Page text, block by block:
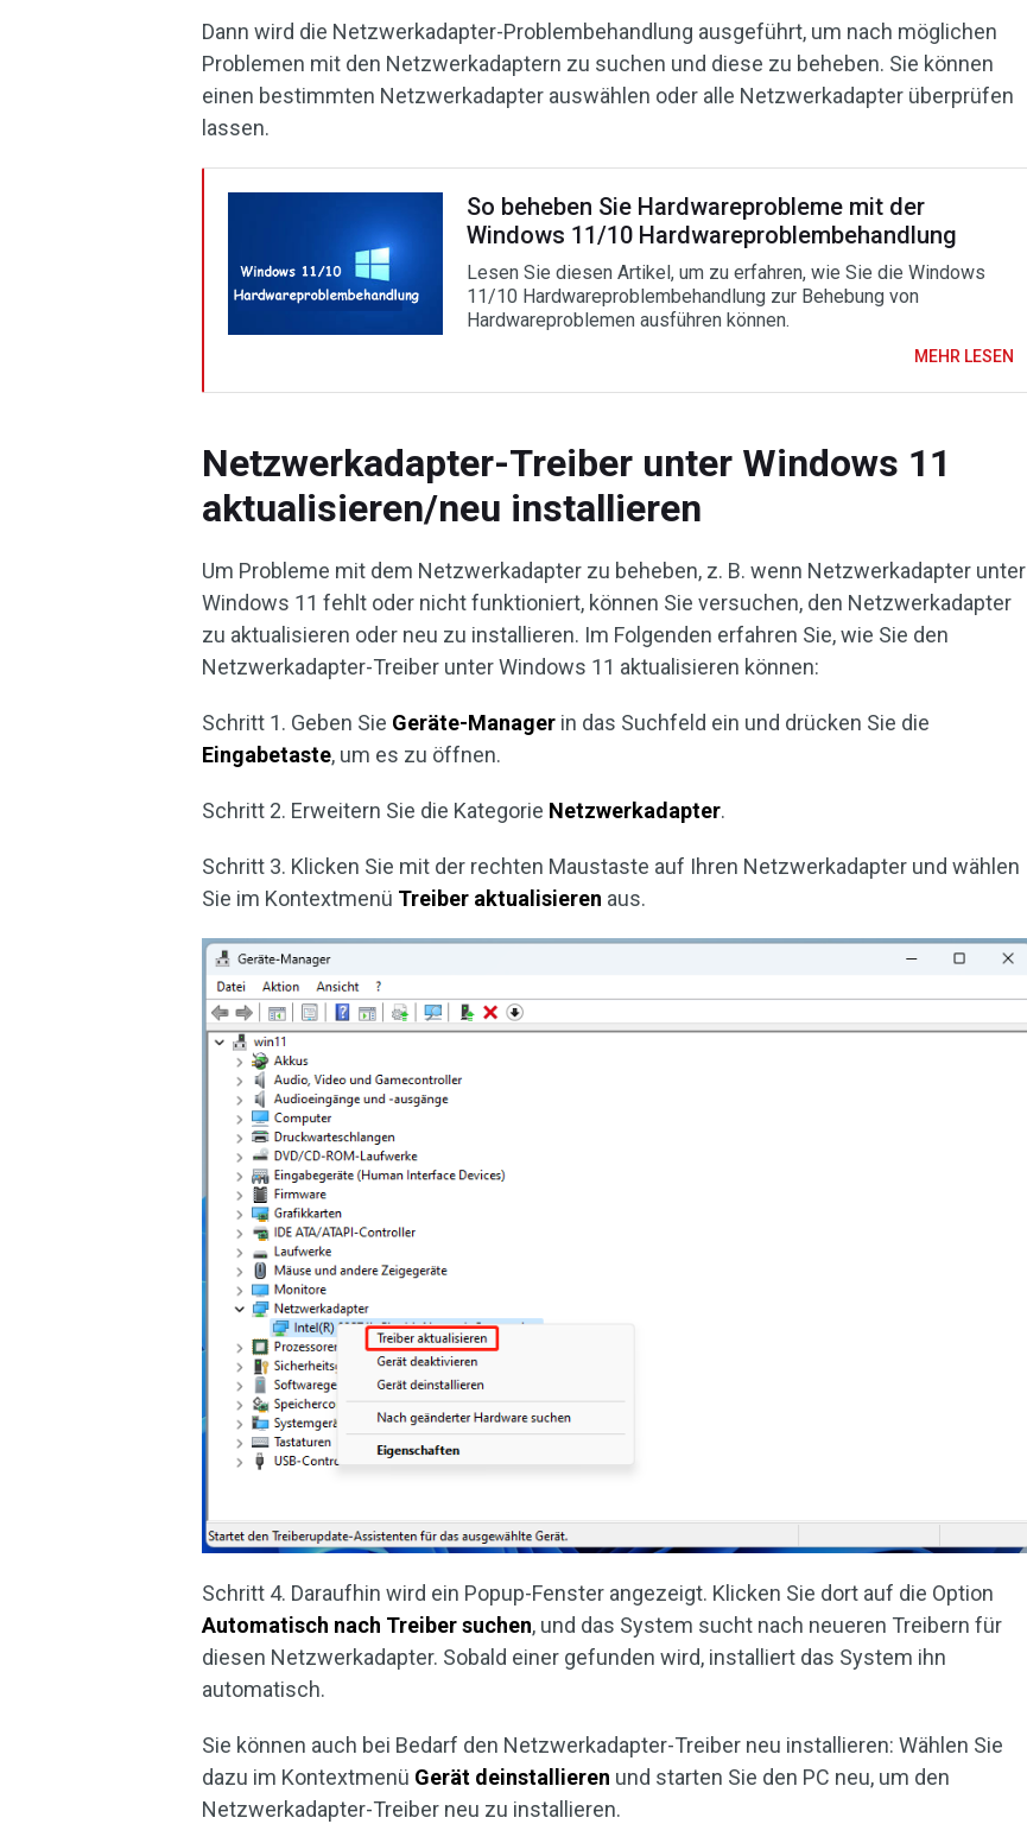
Dann wird die Netzwerkadapter-Problembehandlung ausgeführt, um nach möglichen
Problemen mit den Netzwerkadaptern zu suchen und diese zu beheben. Sie können
einen bestimmten Netzwerkadapter auswählen oder alle Netzwerkadapter überprüfen
lassen.
So beheben Sie Hardwareprobleme mit der
Windows 11/10 Hardwareproblembehandlung
Lesen Sie diesen Artikel, um zu erfahren, wie Sie die Windows
11/10 Hardwareproblembehandlung zur Behebung von
Hardwareproblemen ausführen können.
MEHR LESEN
Netzwerkadapter-Treiber unter Windows 11
aktualisieren/neu installieren
Um Probleme mit dem Netzwerkadapter zu beheben, z. B. wenn Netzwerkadapter unter
Windows 11 fehlt oder nicht funktioniert, können Sie versuchen, den Netzwerkadapter
zu aktualisieren oder neu zu installieren. Im Folgenden erfahren Sie, wie Sie den
Netzwerkadapter-Treiber unter Windows 11 aktualisieren können:
Schritt 1. Geben Sie Geräte-Manager in das Suchfeld ein und drücken Sie die
Eingabetaste, um es zu öffnen.
Schritt 2. Erweitern Sie die Kategorie Netzwerkadapter.
Schritt 3. Klicken Sie mit der rechten Maustaste auf Ihren Netzwerkadapter und wählen
Sie im Kontextmenü Treiber aktualisieren aus.
Schritt 4. Daraufhin wird ein Popup-Fenster angezeigt. Klicken Sie dort auf die Option
Automatisch nach Treiber suchen, und das System sucht nach neueren Treibern für
diesen Netzwerkadapter. Sobald einer gefunden wird, installiert das System ihn
automatisch.
Sie können auch bei Bedarf den Netzwerkadapter-Treiber neu installieren: Wählen Sie
dazu im Kontextmenü Gerät deinstallieren und starten Sie den PC neu, um den
Netzwerkadapter-Treiber neu zu installieren.